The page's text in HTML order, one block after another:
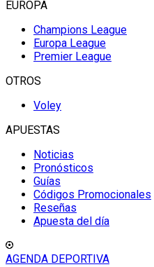
EUROPA
Champions League
Europa League
Premier League
OTROS
Voley
APUESTAS
Noticias
Pronósticos
Guías
Códigos Promocionales
Reseñas
Apuesta del día
AGENDA DEPORTIVA